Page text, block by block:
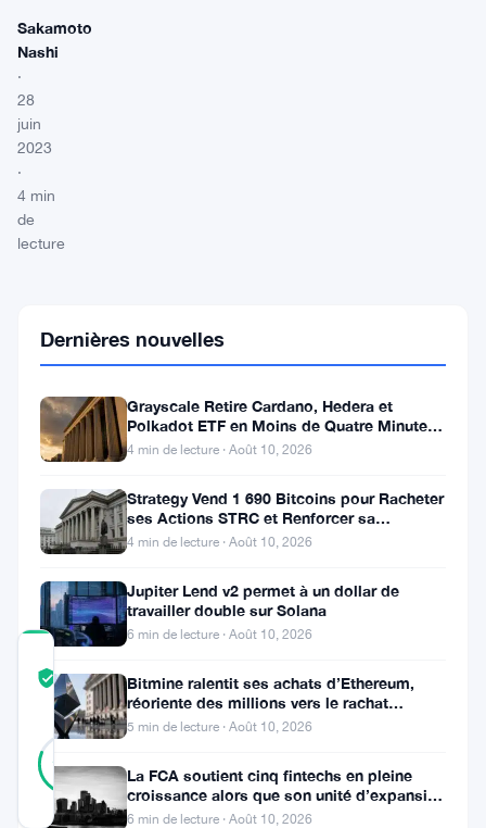
Sakamoto
Nashi
·
28
juin
2023
·
4 min
de
lecture
Suivre sur Google News
TRUST
SCORE
Vérifié
81
RÉEL
27
Mis à jour 3 ans il y a
Dernières nouvelles
Grayscale Retire Cardano, Hedera et
Polkadot ETF en Moins de Quatre Minutes
à la SEC
4 min de lecture · Août 10, 2026
Strategy Vend 1 690 Bitcoins pour Racheter
ses Actions STRC et Renforcer sa
Trésorerie
4 min de lecture · Août 10, 2026
Jupiter Lend v2 permet à un dollar de
travailler double sur Solana
6 min de lecture · Août 10, 2026
Bitmine ralentit ses achats d’Ethereum,
réoriente des millions vers le rachat
d’actions
5 min de lecture · Août 10, 2026
La FCA soutient cinq fintechs en pleine
croissance alors que son unité d’expansion
s’élargit
6 min de lecture · Août 10, 2026